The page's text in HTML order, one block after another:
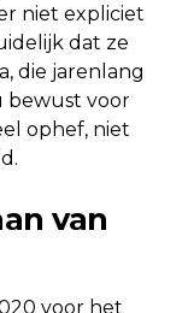
niet expliciet
dat ze
die jarenlang
bewust voor
ophef, niet
van
voor het